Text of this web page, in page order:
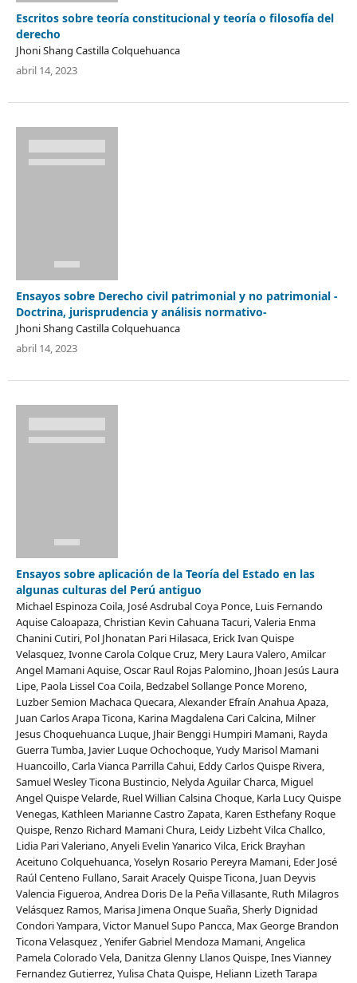
Escritos sobre teoría constitucional y teoría o filosofía del
derecho
Jhoni Shang Castilla Colquehuanca
abril 14, 2023
Ensayos sobre Derecho civil patrimonial y no patrimonial -
Doctrina, jurisprudencia y análisis normativo-
Jhoni Shang Castilla Colquehuanca
abril 14, 2023
Ensayos sobre aplicación de la Teoría del Estado en las
algunas culturas del Perú antiguo
Michael Espinoza Coila, José Asdrubal Coya Ponce, Luis Fernando
Aquise Caloapaza, Christian Kevin Cahuana Tacuri, Valeria Enma
Chanini Cutiri, Pol Jhonatan Pari Hilasaca, Erick Ivan Quispe
Velasquez, Ivonne Carola Colque Cruz, Mery Laura Valero, Amilcar
Angel Mamani Aquise, Oscar Raul Rojas Palomino, Jhoan Jesús Laura
Lipe, Paola Lissel Coa Coila, Bedzabel Sollange Ponce Moreno,
Luzber Semion Machaca Quecara, Alexander Efraín Anahua Apaza,
Juan Carlos Arapa Ticona, Karina Magdalena Cari Calcina, Milner
Jesus Choquehuanca Luque, Jhair Benggi Humpiri Mamani, Rayda
Guerra Tumba, Javier Luque Ochochoque, Yudy Marisol Mamani
Huancoillo, Carla Vianca Parrilla Cahui, Eddy Carlos Quispe Rivera,
Samuel Wesley Ticona Bustincio, Nelyda Aguilar Charca, Miguel
Angel Quispe Velarde, Ruel Willian Calsina Choque, Karla Lucy Quispe
Venegas, Kathleen Marianne Castro Zapata, Karen Esthefany Roque
Quispe, Renzo Richard Mamani Chura, Leidy Lizbeht Vilca Challco,
Lidia Pari Valeriano, Anyeli Evelin Yanarico Vilca, Erick Brayhan
Aceituno Colquehuanca, Yoselyn Rosario Pereyra Mamani, Eder José
Raúl Centeno Fullano, Sarait Aracely Quispe Ticona, Juan Deyvis
Valencia Figueroa, Andrea Doris De la Peña Villasante, Ruth Milagros
Velásquez Ramos, Marisa Jimena Onque Suaña, Sherly Dignidad
Condori Yampara, Victor Manuel Supo Pancca, Max George Brandon
Ticona Velasquez , Yenifer Gabriel Mendoza Mamani, Angelica
Pamela Colorado Vela, Danitza Glenny Llanos Quispe, Ines Vianney
Fernandez Gutierrez, Yulisa Chata Quispe, Heliann Lizeth Tarapa